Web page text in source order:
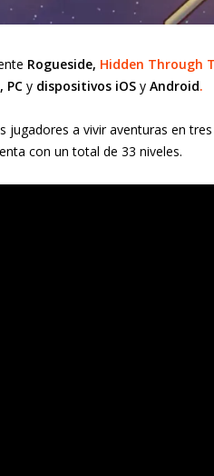
Rogueside, Hidden Through
PC y dispositivos iOS y Android.
jugadores a vivir aventuras en tres
con un total de 33 niveles.